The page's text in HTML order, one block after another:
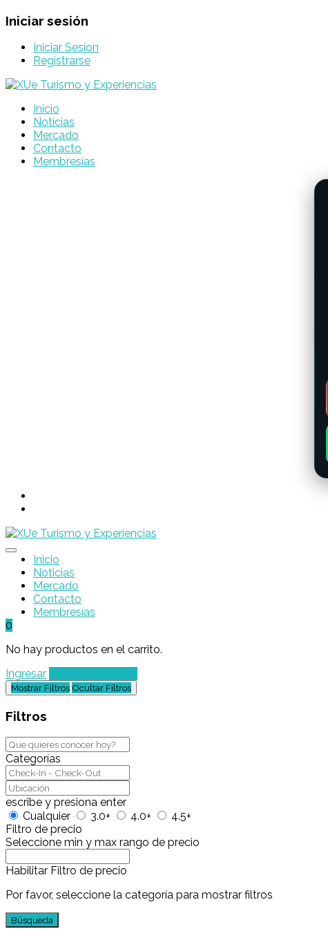
Iniciar sesión
Iniciar Sesion
Registrarse
Inicio
Noticias
Mercado
Contacto
Membresías
Inicio
Noticias
Mercado
Contacto
Membresías
0
No hay productos en el carrito.
Ingresar
Mostrar Filtros Ocultar Filtros
Filtros
Categorías
escribe y presiona enter
Cualquier
3.0+ 4.0+
4.5+
Filtro de precio
Seleccione min y max rango de precio
Habilitar Filtro de precio
Por favor, seleccione la categoría para mostrar filtros
Búsqueda